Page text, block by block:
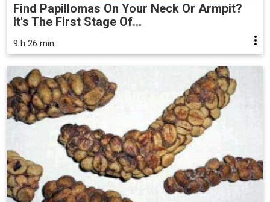
Find Papillomas On Your Neck Or Armpit?
It's The First Stage Of...
9 h 26 min